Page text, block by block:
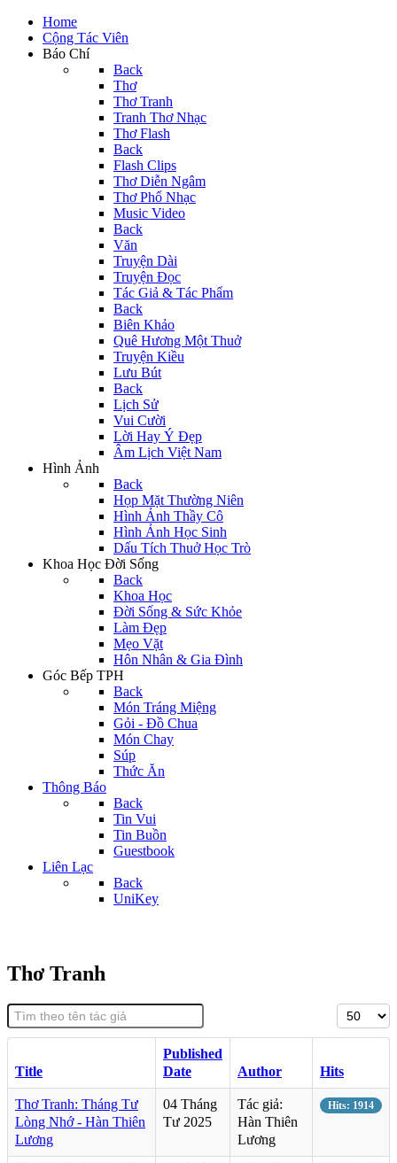
Home
Cộng Tác Viên
Báo Chí
Back
Thơ
Thơ Tranh
Tranh Thơ Nhạc
Thơ Flash
Back
Flash Clips
Thơ Diễn Ngâm
Thơ Phổ Nhạc
Music Video
Back
Văn
Truyện Dài
Truyện Đọc
Tác Giả & Tác Phẩm
Back
Biên Khảo
Quê Hương Một Thuở
Truyện Kiều
Lưu Bút
Back
Lịch Sử
Vui Cười
Lời Hay Ý Đẹp
Âm Lịch Việt Nam
Hình Ảnh
Back
Họp Mặt Thường Niên
Hình Ảnh Thầy Cô
Hình Ảnh Học Sinh
Dấu Tích Thuở Học Trò
Khoa Học Đời Sống
Back
Khoa Học
Đời Sống & Sức Khỏe
Làm Đẹp
Mẹo Vặt
Hôn Nhân & Gia Đình
Góc Bếp TPH
Back
Món Tráng Miệng
Gỏi - Đồ Chua
Món Chay
Súp
Thức Ăn
Thông Báo
Back
Tin Vui
Tin Buồn
Guestbook
Liên Lạc
Back
UniKey
Thơ Tranh
Title
Published
Date
Author Hits
Thơ Tranh: Tháng Tư
Lòng Nhớ - Hàn Thiên
Lương
04 Tháng
Tư 2025
Tác giả:
Hàn Thiên
Lương
Hits: 1914